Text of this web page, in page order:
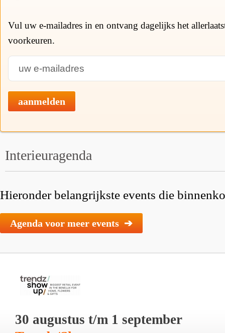
Vul uw e-mailadres in en ontvang dagelijks het
voorkeuren.
aanmelden
Interieuragenda
Hieronder belangrijkste events die
Agenda voor meer events ➔
30 augustus t/m 1 september